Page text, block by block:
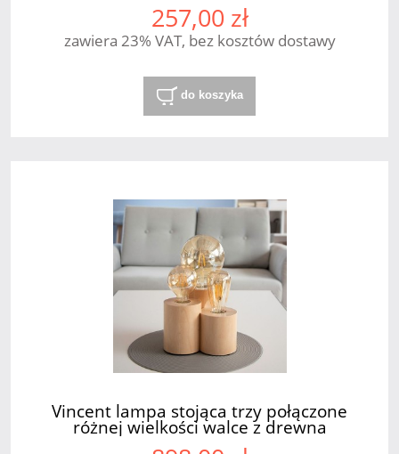
257,00 zł
zawiera 23% VAT, bez kosztów dostawy
do koszyka
Vincent lampa stojąca trzy połączone
różnej wielkości walce z drewna
brzozowego 3xE27 Led SPOT Light